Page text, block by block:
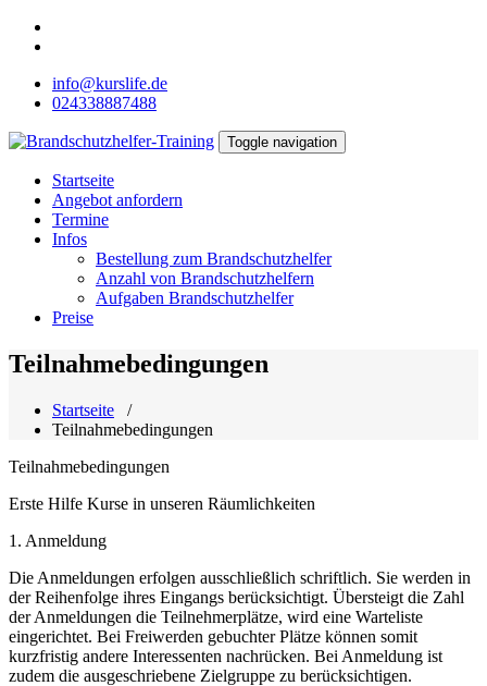
Zum
Inhalt
info@kurslife.de
024338887488
Brandschutzhelfer-Training
Toggle navigation
Startseite
Angebot anfordern
Termine
Infos
Bestellung zum Brandschutzhelfer
Anzahl von Brandschutzhelfern
Aufgaben Brandschutzhelfer
Preise
Teilnahmebedingungen
Startseite /
Teilnahmebedingungen
Teilnahmebedingungen
Erste Hilfe Kurse in unseren Räumlichkeiten
1. Anmeldung
Die Anmeldungen erfolgen ausschließlich schriftlich. Sie werden in
der Reihenfolge ihres Eingangs berücksichtigt. Übersteigt die Zahl
der Anmeldungen die Teilnehmerplätze, wird eine Warteliste
eingerichtet. Bei Freiwerden gebuchter Plätze können somit
kurzfristig andere Interessenten nachrücken. Bei Anmeldung ist
zudem die ausgeschriebene Zielgruppe zu berücksichtigen.